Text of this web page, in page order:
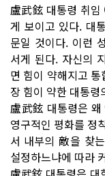
盧武鉉 대통령 취임
게 보이고 있다. 대
문일 것이다. 이런
서게 된다. 자신의
면 힘이 약해지고
장 힘이 약한 대통
盧武鉉 대통령은
영구적인 평화를 정
서 내부의 敵을 찾
설정하느냐에 따라